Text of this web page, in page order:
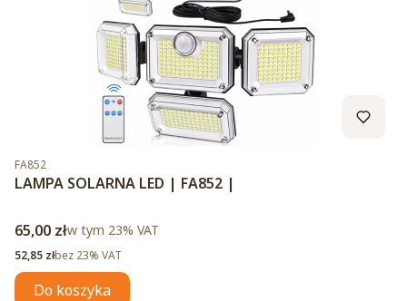
Kod produktu
FA852
LAMPA SOLARNA LED | FA852 |
Cena brutto
65,00 złw tym %s VAT
w tym 23% VAT
Cena netto
52,85 złbez 23% VAT
Do koszyka